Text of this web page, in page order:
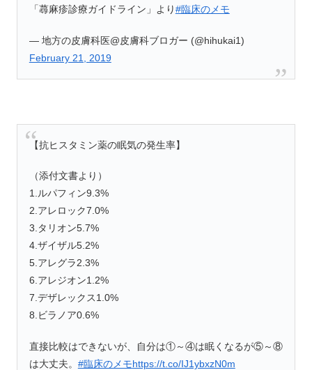
「蕁麻疹診療ガイドライン」より#臨床のメモ
— 地方の皮膚科医@皮膚科ブロガー (@hihukai1)
February 21, 2019
【抗ヒスタミン薬の眠気の発生率】
（添付文書より）
1.ルパフィン9.3%
2.アレロック7.0%
3.タリオン5.7%
4.ザイザル5.2%
5.アレグラ2.3%
6.アレジオン1.2%
7.デザレックス1.0%
8.ビラノア0.6%
直接比較はできないが、自分は①～④は眠くなるが⑤～⑧
は大丈夫。 #臨床のメモhttps://t.co/IJ1ybxzN0m